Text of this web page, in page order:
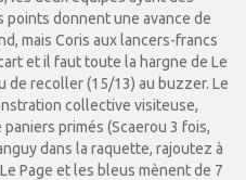
points donnent une avance de
mais Coris aux lancers-francs
et il faut toute la hargne de Le
de recoller (15/13) au buzzer. Le
collective visiteuse,
primés (Scaerou 3 fois,
dans la raquette, rajoutez à
Page et les bleus mènent de 7